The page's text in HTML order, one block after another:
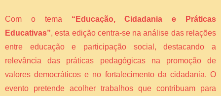
Com o tema “Educação, Cidadania e Práticas
Educativas”, esta edição centra-se na análise das relações
entre educação e participação social, destacando a
relevância das práticas pedagógicas na promoção de
valores democráticos e no fortalecimento da cidadania. O
evento pretende acolher trabalhos que contribuam para